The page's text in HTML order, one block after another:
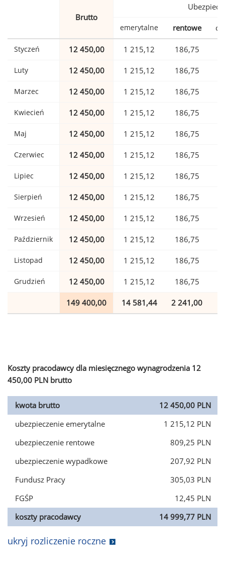
Brutto
emerytalne rentowe
Styczeń 12 450,00 1 215,12 186,75
Luty 12 450,00 1 215,12 186,75
Marzec 12 450,00 1 215,12 186,75
Kwiecień 12 450,00 1 215,12 186,75
Maj 12 450,00 1 215,12 186,75
Czerwiec 12 450,00 1 215,12 186,75
Lipiec 12 450,00 1 215,12 186,75
Sierpień 12 450,00 1 215,12 186,75
Wrzesień 12 450,00 1 215,12 186,75
Październik 12 450,00 1 215,12 186,75
Listopad 12 450,00 1 215,12 186,75
Grudzień 12 450,00 1 215,12 186,75
149 400,00 14 581,44 2 241,00
Koszty pracodawcy dla miesięcznego wynagrodzenia 12
450,00 PLN brutto
kwota brutto
12 450,00 PLN
ubezpieczenie emerytalne
1 215,12 PLN
ubezpieczenie rentowe
809,25 PLN
ubezpieczenie wypadkowe
207,92 PLN
Fundusz Pracy
305,03 PLN
FGŚP
12,45 PLN
koszty pracodawcy
14 999,77 PLN
ukryj rozliczenie roczne